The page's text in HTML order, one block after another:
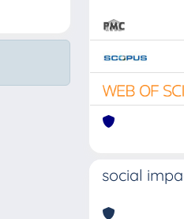
social